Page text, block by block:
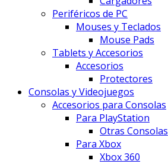
Periféricos de PC
Mouses y Teclados
Mouse Pads
Tablets y Accesorios
Accesorios
Protectores
Consolas y Videojuegos
Accesorios para Consolas
Para PlayStation
Otras Consolas
Para Xbox
Xbox 360